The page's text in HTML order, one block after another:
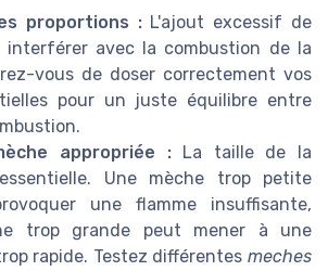
proportions :L'ajout excessif de
avec la combustion de la
vous de doser correctement vos
pour un juste équilibre entre
appropriée :La taille de la
Une mèche trop petite
une flamme insuffisante,
trop grande peut mener à une
rapide. Testez différentes meches